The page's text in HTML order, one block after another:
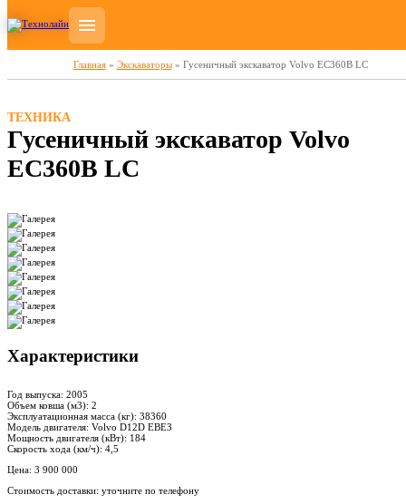
Главная» Экскаваторы» Гусеничный экскаватор Volvo EC360B LC
ТЕХНИКА
Гусеничный экскаватор Volvo
EC360B LC
Характеристики
Год выпуска: 2005
Объем ковша (м3): 2
Эксплуатационная масса (кг): 38360
Модель двигателя: Volvo D12D EBE3
Мощность двигателя (кВт): 184
Скорость хода (км/ч): 4,5
Цена: 3 900 000
Стоимость доставки: уточните по телефону